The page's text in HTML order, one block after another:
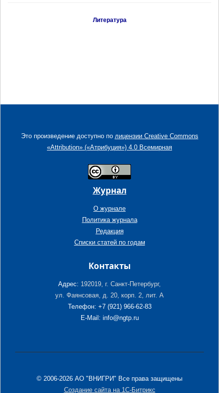
Литература
Это произведение доступно по лицензии Creative Commons
«Attribution» («Атрибуция») 4.0 Всемирная
Журнал
О журнале
Политика журнала
Редакция
Списки статей по годам
Контакты
Адрес: 192019, г. Санкт-Петербург,
ул. Фаянсовая, д. 20, корп. 2, лит. А
Телефон: +7 (921) 966-62-83
E-Mail: info@ngtp.ru
© 2006-2026 АО "ВНИГРИ" Все права защищены
Создание сайта на 1С-Битрикс